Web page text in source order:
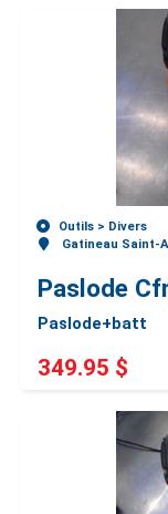
Outils > Divers
Gatineau Saint-
Paslode
Paslode+batt
349.95 $